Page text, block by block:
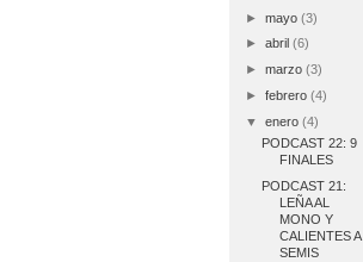
►mayo (3)
►abril (6)
►marzo (3)
►febrero (4)
▼enero (4)
PODCAST 22: 9
FINALES
PODCAST 21:
LEÑA AL
MONO Y
CALIENTES A
SEMIS